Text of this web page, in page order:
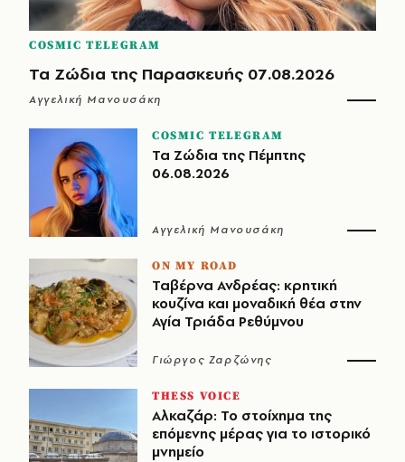
COSMIC TELEGRAM
Τα Ζώδια της Παρασκευής 07.08.2026
Αγγελική Μανουσάκη
COSMIC TELEGRAM
Τα Ζώδια της Πέμπτης
06.08.2026
Αγγελική Μανουσάκη
ON MY ROAD
Ταβέρνα Ανδρέας: κρητική
κουζίνα και μοναδική θέα στην
Αγία Τριάδα Ρεθύμνου
Γιώργος Ζαρζώνης
THESS VOICE
Αλκαζάρ: Το στοίχημα της
επόμενης μέρας για το ιστορικό
μνημείο